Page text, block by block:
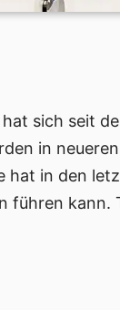
sich seit
in
hat in den
führen